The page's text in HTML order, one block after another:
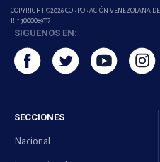
COPYRIGHT ©2026 CORPORACIÓN VENEZOLANA
Rif-j000089337
SIGUENOS EN:
SECCIONES
Nacional